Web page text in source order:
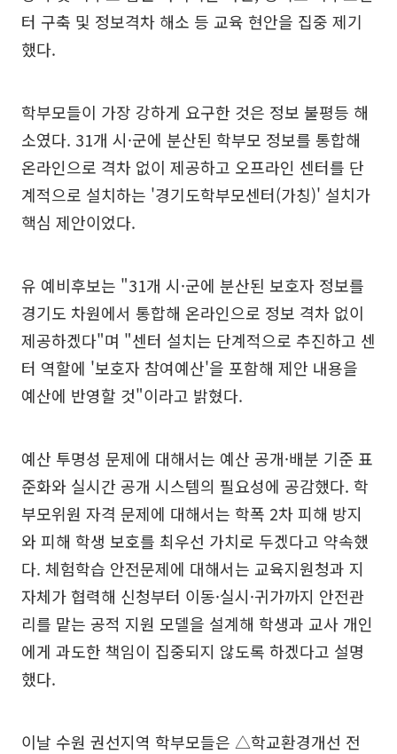
터 구축 및 정보격차 해소 등 교육 현안을 집중 제기
했다.
학부모들이 가장 강하게 요구한 것은 정보 불평등 해
소였다. 31개 시·군에 분산된 학부모 정보를 통합해
온라인으로 격차 없이 제공하고 오프라인 센터를 단
계적으로 설치하는 '경기도학부모센터(가칭)' 설치가
핵심 제안이었다.
유 예비후보는 "31개 시·군에 분산된 보호자 정보를
경기도 차원에서 통합해 온라인으로 정보 격차 없이
제공하겠다"며 "센터 설치는 단계적으로 추진하고 센
터 역할에 '보호자 참여예산'을 포함해 제안 내용을
예산에 반영할 것"이라고 밝혔다.
예산 투명성 문제에 대해서는 예산 공개·배분 기준 표
준화와 실시간 공개 시스템의 필요성에 공감했다. 학
부모위원 자격 문제에 대해서는 학폭 2차 피해 방지
와 피해 학생 보호를 최우선 가치로 두겠다고 약속했
다. 체험학습 안전문제에 대해서는 교육지원청과 지
자체가 협력해 신청부터 이동·실시·귀가까지 안전관
리를 맡는 공적 지원 모델을 설계해 학생과 교사 개인
에게 과도한 책임이 집중되지 않도록 하겠다고 설명
했다.
이날 수원 권선지역 학부모들은 △학교환경개선 전